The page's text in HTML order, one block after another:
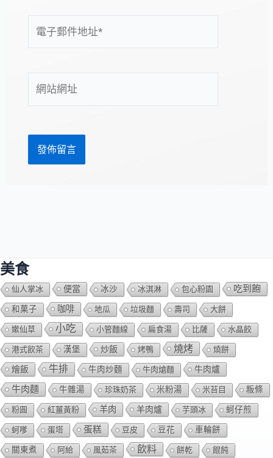
子
件
地
站
美食
仙人掌冰 便當 冰沙 冰淇淋 包心粉園 吃到飽
和菓子 咖啡 地瓜 垃圾麵 壽司 大餅
嫰仙草 小吃 小管麵線 扁食湯 比薩 水晶餃
港式飲茶 漢堡 炒飯 烤鴨 燒烤 燒餅
燴飯 牛排 牛肉炒麵 牛肉熗麵 牛肉爐
牛肉麵 牛雜湯 珍珠奶茶 米粉湯 米苔目 粄條
粉圓 紅薑黃粉 羊肉 羊肉爐 芋頭冰 蚵仔煎
蚵嗲 蛋塔 蛋糕 豆皮 豆花 車輪餅
關東煮 阿給 風茹茶 飲料 餅乾 餛飩